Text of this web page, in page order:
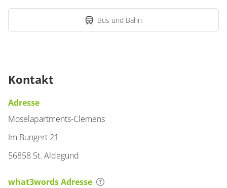
Bus und Bahn
Kontakt
Adresse
Moselapartments-Clemens
Im Bungert 21
56858 St. Aldegund
what3words Adresse